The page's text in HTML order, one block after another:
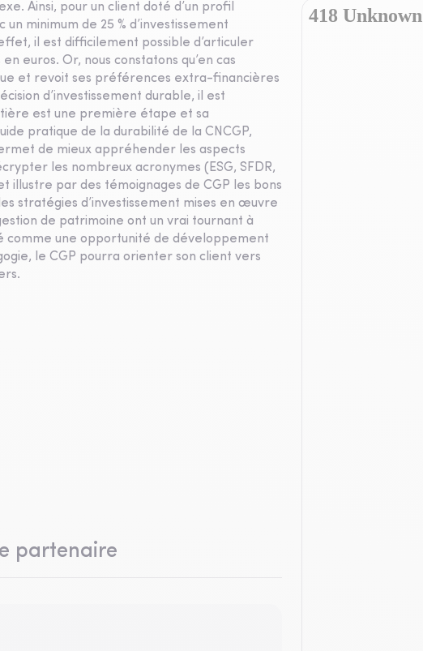
Ainsi, pour un client doté d’un profil
minimum de 25 % d’investissement
il est difficilement possible d’articuler
euros. Or, nous constatons qu’en cas
et revoit ses préférences extra-financières
d’investissement durable, il est
est une première étape et sa
pratique de la durabilité de la CNCGP,
de mieux appréhender les aspects
les nombreux acronymes (ESG, SFDR,
illustre par des témoignages de CGP les bons
stratégies d’investissement mises en œuvre
de patrimoine ont un vrai tournant à
comme une opportunité de développement
le CGP pourra orienter son client vers
partenaire